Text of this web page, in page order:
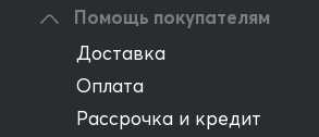
Помощь покупателям
Доставка
Оплата
Рассрочка и кредит